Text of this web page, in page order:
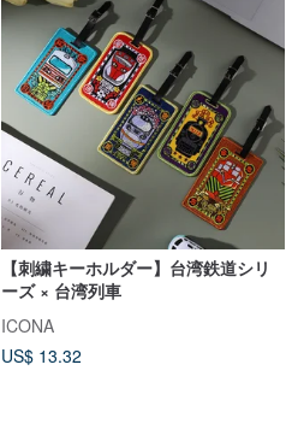
【刺繍キーホルダー】台湾鉄道シリ
ーズ × 台湾列車
ICONA
US$ 13.32